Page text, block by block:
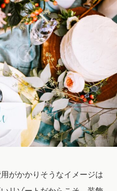
がかかりそうなイメージは